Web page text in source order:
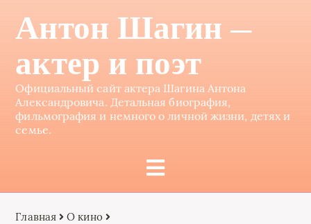
Антон Шагин —
актер и поэт
Официальный сайт актера Шагина Антона
Александровича. Детальная биография,
фильмография и немного о личной жизни, детях и
семье.
Главная О кино